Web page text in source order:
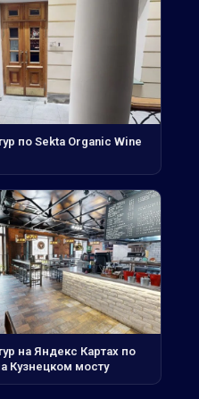
по Sekta Organic Wine
на Яндекс Картах по
Кузнецком мосту